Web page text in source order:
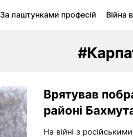
За лаштунками професій Війна
Врятував
районі
На війні з